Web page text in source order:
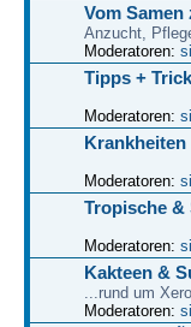
Vom
Anzucht,
Moderatoren:
Tipps +
Moderatoren:
Moderatoren:
Tropische &
Moderatoren:
Kakteen &
...rund um
Moderatoren: